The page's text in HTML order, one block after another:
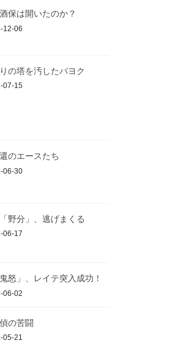
保は開いたのか？
12-06
の塔を汚したパヨク
07-15
のエースたち
06-30
野分」、逃げまくる
06-17
怒」、レイテ突入成功！
06-02
の苦闘
05-21